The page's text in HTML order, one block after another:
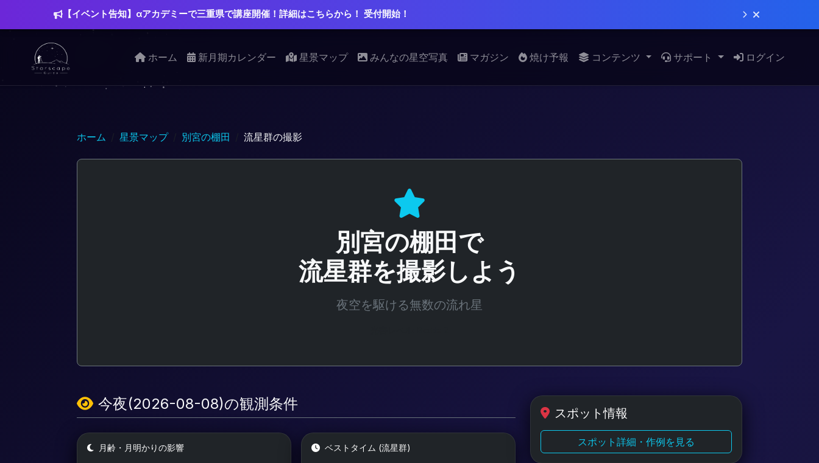
【イベント告知】αアカデミーで三重県で講座開催！詳細はこちらから！ 受付開始！
ホーム 新月期カレンダー 星景マップ みんなの星空写真 マガジン 焼け予報 コンテンツ サポート ログイン
ホーム 星景マップ 別宮の棚田 流星群の撮影
別宮の棚田で
流星群を撮影しよう
夜空を駆ける無数の流れ星
今夜(2026-08-08)の観測条件
月齢・月明かりの影響 ベストタイム (流星群)
スポット情報
スポット詳細・作例を見る